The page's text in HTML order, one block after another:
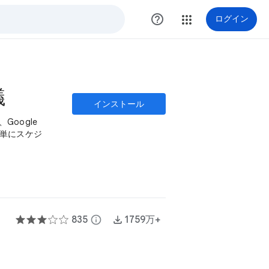
help_outline ログイン
Google
にスケジ
インストール
835 info 1759万+